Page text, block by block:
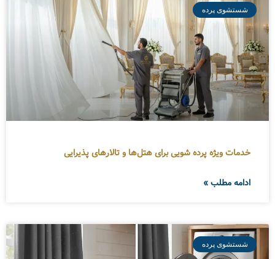
شستشوی پرده
خدمات ویژه پرده شویی برای هتل‌ها و تالارهای پذیرایی
ادامه مطلب »
شستشوی پرده